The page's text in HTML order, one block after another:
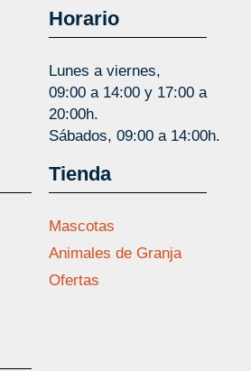
Horario
Lunes a viernes,
09:00 a 14:00 y 17:00 a
20:00h.
Sábados, 09:00 a 14:00h.
Tienda
Mascotas
Animales de Granja
Ofertas